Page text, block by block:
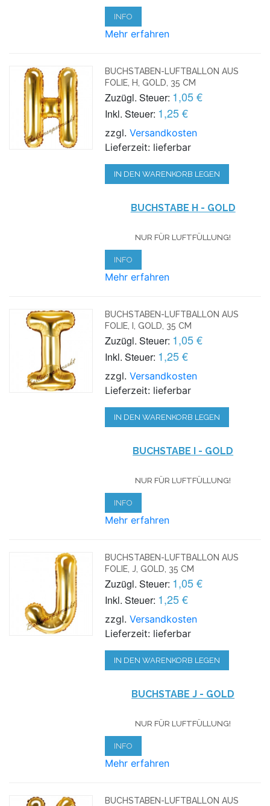
INFO
Mehr erfahren
BUCHSTABEN-LUFTBALLON AUS
FOLIE, H, GOLD, 35 CM
Zuzügl. Steuer: 1,05 €
Inkl. Steuer: 1,25 €
zzgl.Versandkosten
Lieferzeit: lieferbar
IN DEN WARENKORB LEGEN
BUCHSTABE H - GOLD
NUR FÜR LUFTFÜLLUNG!
INFO
Mehr erfahren
BUCHSTABEN-LUFTBALLON AUS
FOLIE, I, GOLD, 35 CM
Zuzügl. Steuer: 1,05 €
Inkl. Steuer: 1,25 €
zzgl.Versandkosten
Lieferzeit: lieferbar
IN DEN WARENKORB LEGEN
BUCHSTABE I - GOLD
NUR FÜR LUFTFÜLLUNG!
INFO
Mehr erfahren
BUCHSTABEN-LUFTBALLON AUS
FOLIE, J, GOLD, 35 CM
Zuzügl. Steuer: 1,05 €
Inkl. Steuer: 1,25 €
zzgl.Versandkosten
Lieferzeit: lieferbar
IN DEN WARENKORB LEGEN
BUCHSTABE J - GOLD
NUR FÜR LUFTFÜLLUNG!
INFO
Mehr erfahren
BUCHSTABEN-LUFTBALLON AUS